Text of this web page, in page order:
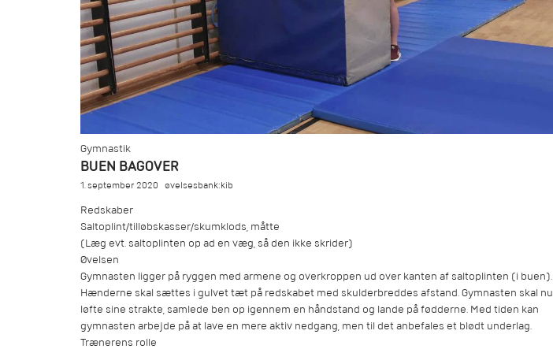
Gymnastik
BUEN BAGOVER
1. september 2020 øvelsesbank:kib
Redskaber
Saltoplint/tilløbskasser/skumklods, måtte
(Læg evt. saltoplinten op ad en væg, så den ikke skrider)
Øvelsen
Gymnasten ligger på ryggen med armene og overkroppen ud over kanten af saltoplinten (i buen).
Hænderne skal sættes i gulvet tæt på redskabet med skulderbreddes afstand. Gymnasten skal nu
løfte sine strakte, samlede ben op igennem en håndstand og lande på fødderne. Med tiden kan
gymnasten arbejde på at lave en mere aktiv nedgang, men til det anbefales et blødt underlag.
Trænerens rolle